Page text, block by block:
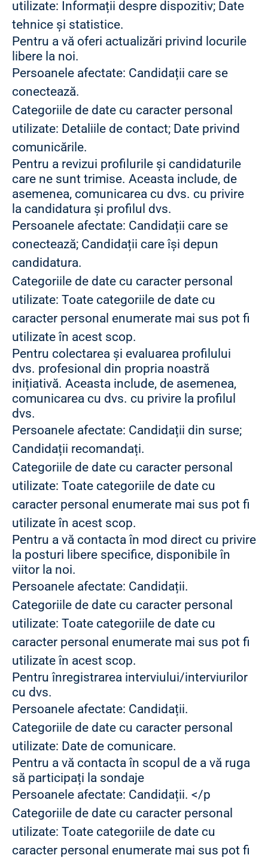
utilizate: Informații despre dispozitiv; Date
tehnice și statistice.
Pentru a vă oferi actualizări privind locurile
libere la noi.
Persoanele afectate: Candidații care se
conectează.
Categoriile de date cu caracter personal
utilizate: Detaliile de contact; Date privind
comunicările.
Pentru a revizui profilurile și candidaturile
care ne sunt trimise. Aceasta include, de
asemenea, comunicarea cu dvs. cu privire
la candidatura și profilul dvs.
Persoanele afectate: Candidații care se
conectează; Candidații care își depun
candidatura.
Categoriile de date cu caracter personal
utilizate: Toate categoriile de date cu
caracter personal enumerate mai sus pot fi
utilizate în acest scop.
Pentru colectarea și evaluarea profilului
dvs. profesional din propria noastră
inițiativă. Aceasta include, de asemenea,
comunicarea cu dvs. cu privire la profilul
dvs.
Persoanele afectate: Candidații din surse;
Candidații recomandați.
Categoriile de date cu caracter personal
utilizate: Toate categoriile de date cu
caracter personal enumerate mai sus pot fi
utilizate în acest scop.
Pentru a vă contacta în mod direct cu privire
la posturi libere specifice, disponibile în
viitor la noi.
Persoanele afectate: Candidații.
Categoriile de date cu caracter personal
utilizate: Toate categoriile de date cu
caracter personal enumerate mai sus pot fi
utilizate în acest scop.
Pentru înregistrarea interviului/interviurilor
cu dvs.
Persoanele afectate: Candidații.
Categoriile de date cu caracter personal
utilizate: Date de comunicare.
Pentru a vă contacta în scopul de a vă ruga
să participați la sondaje
Persoanele afectate: Candidații. </p
Categoriile de date cu caracter personal
utilizate: Toate categoriile de date cu
caracter personal enumerate mai sus pot fi